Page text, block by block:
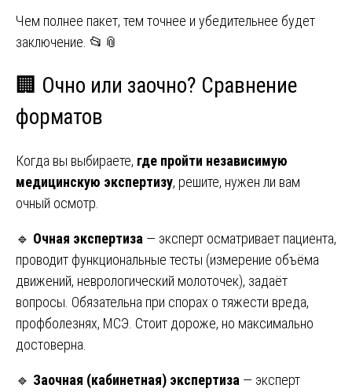
Чем полнее пакет, тем точнее и убедительнее будет
заключение. 📂📎
🏢 Очно или заочно? Сравнение
форматов
Когда вы выбираете, где пройти независимую
медицинскую экспертизу, решите, нужен ли вам
очный осмотр.
🔹 Очная экспертиза — эксперт осматривает пациента,
проводит функциональные тесты (измерение объёма
движений, неврологический молоточек), задаёт
вопросы. Обязательна при спорах о тяжести вреда,
профболезнях, МСЭ. Стоит дороже, но максимально
достоверна.
🔹 Заочная (кабинетная) экспертиза — эксперт